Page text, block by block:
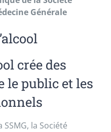
Générale
crée des
le public et les
la Société